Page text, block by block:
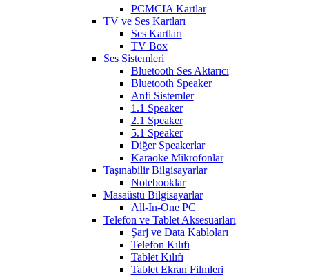
PCMCIA Kartlar
TV ve Ses Kartları
Ses Kartları
TV Box
Ses Sistemleri
Bluetooth Ses Aktarıcı
Bluetooth Speaker
Anfi Sistemler
1.1 Speaker
2.1 Speaker
5.1 Speaker
Diğer Speakerlar
Karaoke Mikrofonlar
Taşınabilir Bilgisayarlar
Notebooklar
Masaüstü Bilgisayarlar
All-In-One PC
Telefon ve Tablet Aksesuarları
Şarj ve Data Kabloları
Telefon Kılıfı
Tablet Kılıfı
Tablet Ekran Filmleri